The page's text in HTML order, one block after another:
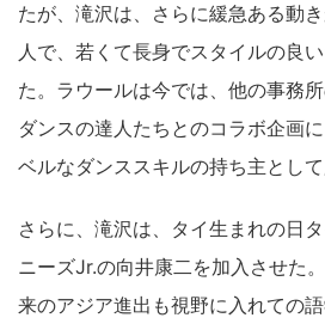
たが、滝沢は、さらに緩急ある動
人で、若くて長身でスタイルの良
た。ラウールは今では、他の事務
ダンスの達人たちとのコラボ企画
ベルなダンススキルの持ち主として
さらに、滝沢は、タイ生まれの日
ニーズJr.の向井康二を加入させた
来のアジア進出も視野に入れての